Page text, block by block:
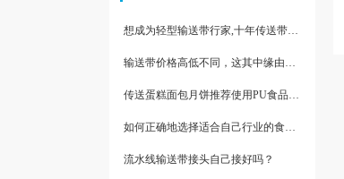
想成为轻型输送带行家,十年传送带师傅教你三招
输送带价格高低不同，这其中缘由你清楚了吗
传送蛋糕面包月饼推荐使用PU食品级输送带
如何正确地选择适合自己行业的食品输送带
流水线输送带接头自己接好吗？